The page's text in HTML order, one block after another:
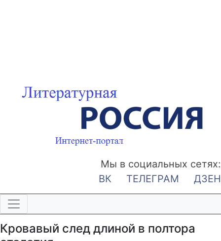
Мы в социальных сетях:
ВК
ТЕЛЕГРАМ ДЗЕН
Кровавый след длиной в полтора